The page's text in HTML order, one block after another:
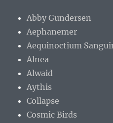
Abby Gundersen
Aephanemer
Aequinoctium
Alnea
Alwaid
Aythis
Collapse
Cosmic Birds